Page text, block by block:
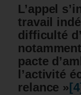
L’appel
travail
difficulté
pacte
l’activité
relance » [4]